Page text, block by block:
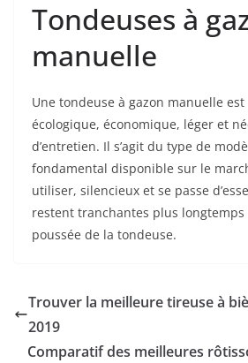
Tondeuses à
manuelle
Une tondeuse à gazon manuelle
écologique, économique, léger et
d’entretien. Il s’agit du type de
fondamental disponible sur le
utiliser, silencieux et se passe
restent tranchantes plus
poussée de la tondeuse.
Trouver la meilleure tireuse à
2019
Comparatif des meilleures